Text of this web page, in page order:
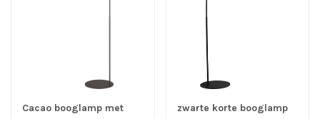
Cacao booglamp met
zwarte korte booglamp